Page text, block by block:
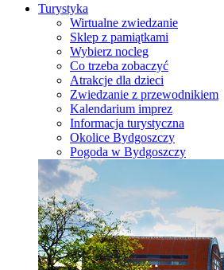
Turystyka
Wirtualne zwiedzanie
Sklep z pamiątkami
Wybierz nocleg
Co trzeba zobaczyć
Atrakcje dla dzieci
Zwiedzanie z przewodnikiem
Kalendarium imprez
Informacja turystyczna
Okolice Bydgoszczy
Pogoda w Bydgoszczy